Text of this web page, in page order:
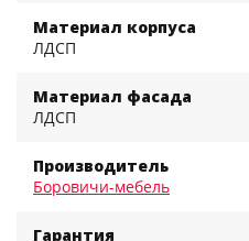
Материал корпуса
ЛДСП
Материал фасада
ЛДСП
Производитель
Боровичи-мебель
Гарантия